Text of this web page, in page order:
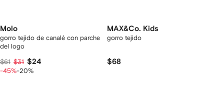
Molo
gorro tejido de canalé con parche
del logo
$61 $31 $24
-45%-20%
MAX&Co. Kids
gorro tejido
$68